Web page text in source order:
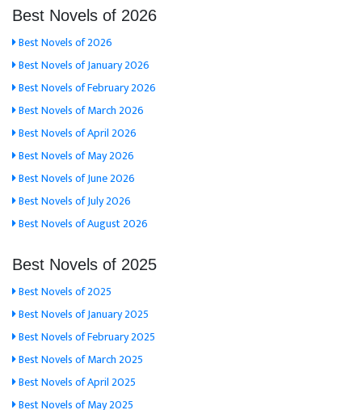
Best Novels of 2026
Best Novels of 2026
Best Novels of January 2026
Best Novels of February 2026
Best Novels of March 2026
Best Novels of April 2026
Best Novels of May 2026
Best Novels of June 2026
Best Novels of July 2026
Best Novels of August 2026
Best Novels of 2025
Best Novels of 2025
Best Novels of January 2025
Best Novels of February 2025
Best Novels of March 2025
Best Novels of April 2025
Best Novels of May 2025